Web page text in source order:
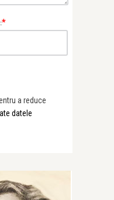
*
a reduce
datele